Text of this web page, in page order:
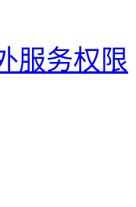
服务权限